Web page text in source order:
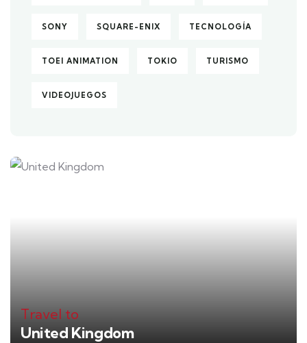
SONY SQUARE-ENIX TECNOLOGÍA
TOEI ANIMATION TOKIO TURISMO
VIDEOJUEGOS
Travel to
United Kingdom